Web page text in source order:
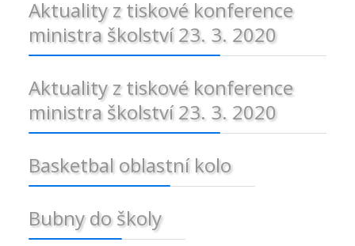
Aktuality z tiskové konference
ministra školství 23. 3. 2020
Aktuality z tiskové konference
ministra školství 23. 3. 2020
Basketbal oblastní kolo
Bubny do školy